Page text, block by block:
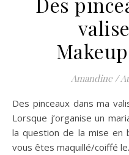
Amandine /
Des pinceaux dans ma valise pour ma tranquillité d’esprit:
Lorsque j’organise un
la question de la mise en
vous êtes maquillé/coiffé